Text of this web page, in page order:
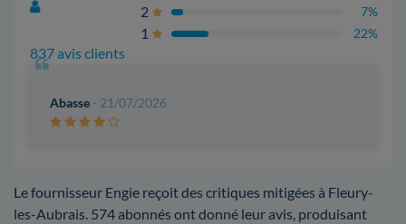
837 avis clients
2 7%
1 22%
Abasse - 21/07/2026
Le fournisseur Engie reçoit des critiques mitigées à Fleury-
les-Aubrais. 574 abonnés ont donné leur avis, produisant